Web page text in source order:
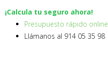
¡Calcula tu seguro ahora!
Presupuesto rápido online
Llámanos al 914 05 35 98